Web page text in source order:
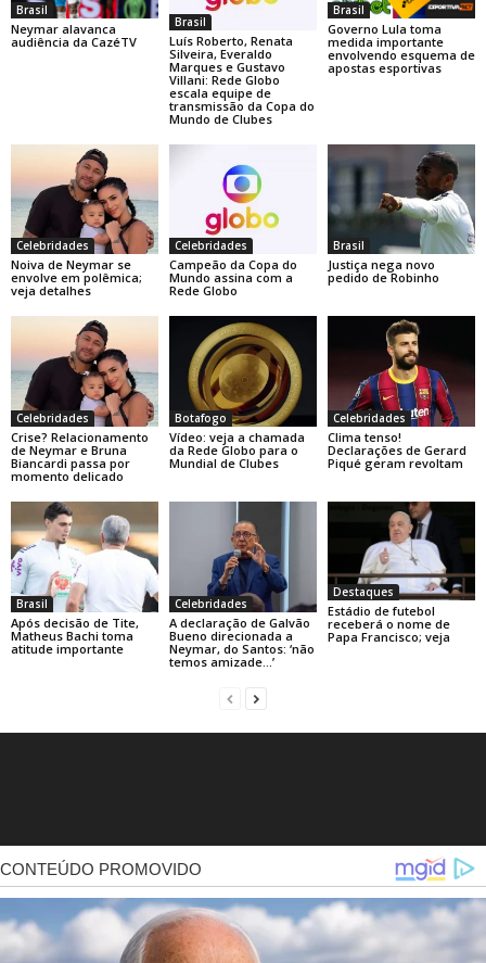
Brasil
Neymar alavanca
audiência da CazéTV
Brasil
Luís Roberto, Renata
Silveira, Everaldo
Marques e Gustavo
Villani: Rede Globo
escala equipe de
transmissão da Copa do
Mundo de Clubes
Brasil
Governo Lula toma
medida importante
envolvendo esquema de
apostas esportivas
Celebridades
Noiva de Neymar se
envolve em polêmica;
veja detalhes
Celebridades
Campeão da Copa do
Mundo assina com a
Rede Globo
Brasil
Justiça nega novo
pedido de Robinho
Celebridades
Crise? Relacionamento
de Neymar e Bruna
Biancardi passa por
momento delicado
Botafogo
Vídeo: veja a chamada
da Rede Globo para o
Mundial de Clubes
Celebridades
Clima tenso!
Declarações de Gerard
Piqué geram revoltam
Brasil
Após decisão de Tite,
Matheus Bachi toma
atitude importante
Celebridades
A declaração de Galvão
Bueno direcionada a
Neymar, do Santos: ‘não
temos amizade…’
Destaques
Estádio de futebol
receberá o nome de
Papa Francisco; veja